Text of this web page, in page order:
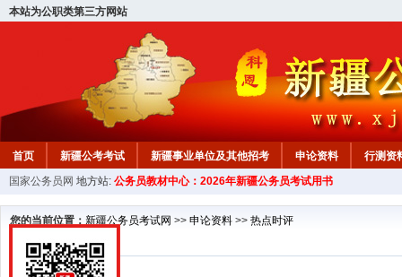
本站为公职类第三方网站
首页 新疆公考考试 新疆事业单位及其他招考 申论资料 行测资
新疆公务员行测试题 在线咨询 教材中心
国家公务员网 地方站: 公务员教材中心：2026年新疆公务员考试用书
您的当前位置： 新疆公务员考试网 >> 申论资料 >> 热点时评